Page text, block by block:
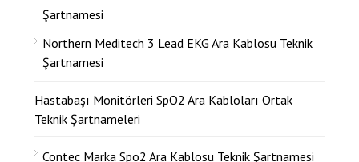
Şartnamesi
Northern Meditech 3 Lead EKG Ara Kablosu Teknik
Şartnamesi
Hastabaşı Monitörleri SpO2 Ara Kabloları Ortak
Teknik Şartnameleri
Contec Marka Spo2 Ara Kablosu Teknik Şartnamesi